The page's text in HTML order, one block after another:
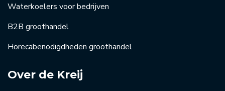
Waterkoelers voor bedrijven
B2B groothandel
Horecabenodigdheden groothandel
Over de Kreij